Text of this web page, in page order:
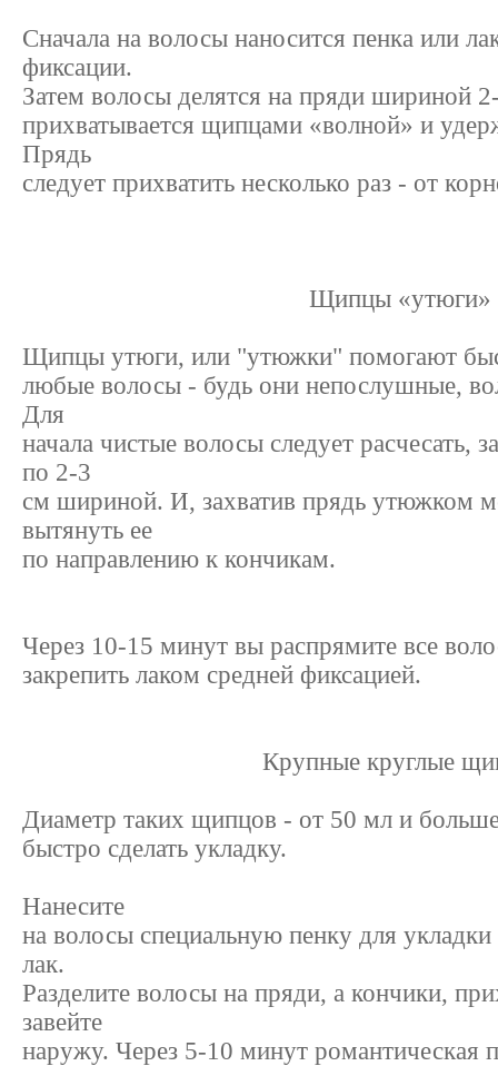
Сначала на волосы наносится пенка или
фиксации.
Затем волосы делятся на пряди шириной
прихватывается щипцами «волной» и
Прядь
следует прихватить несколько раз - от
Щипцы «утюги»
Щипцы утюги, или "утюжки" помогают
любые волосы - будь они непослушные,
Для
начала чистые волосы следует расчесать,
по 2-3
см шириной. И, захватив прядь утюжком
вытянуть ее
по направлению к кончикам.
Через 10-15 минут вы распрямите все
закрепить лаком средней фиксацией.
Крупные круглые
Диаметр таких щипцов - от 50 мл и
быстро сделать укладку.
Нанесите
на волосы специальную пенку для
лак.
Разделите волосы на пряди, а кончики,
завейте
наружу. Через 5-10 минут романтическая